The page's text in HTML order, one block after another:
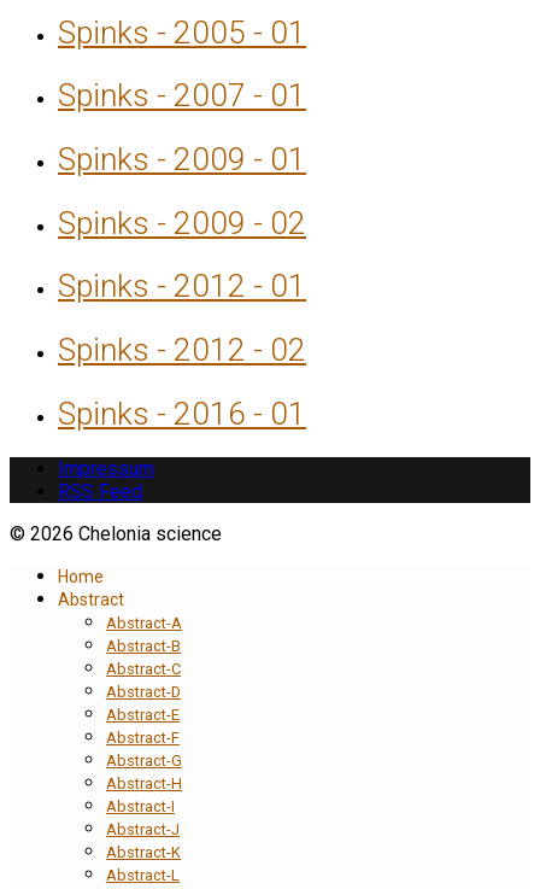
Spinks - 2005 - 01
Spinks - 2007 - 01
Spinks - 2009 - 01
Spinks - 2009 - 02
Spinks - 2012 - 01
Spinks - 2012 - 02
Spinks - 2016 - 01
Impressum
RSS Feed
© 2026 Chelonia science
Home
Abstract
Abstract-A
Abstract-B
Abstract-C
Abstract-D
Abstract-E
Abstract-F
Abstract-G
Abstract-H
Abstract-I
Abstract-J
Abstract-K
Abstract-L